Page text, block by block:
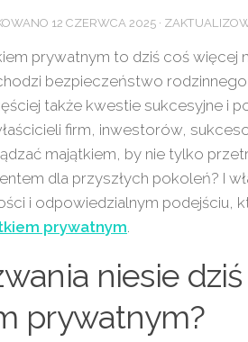
12 CZERWCA 2025 ·
prywatnym to dziś coś więcej
bezpieczeństwo rodzinnego
także kwestie sukcesyjne i
firm, inwestorów,
majątkiem, by nie tylko
dla przyszłych pokoleń? I
i odpowiedzialnym podejściu,
prywatnym.
niesie
prywatnym?